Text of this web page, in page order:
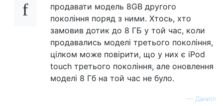
продавати модель 8GB другого
покоління поряд з ними. Хтось, хто
замовив дотик до 8 ГБ у той час, коли
продавались моделі третього покоління,
цілком може повірити, що у них є iPod
touch третього покоління, але оновлення
моделі 8 Гб на той час не було.
— Даниїл